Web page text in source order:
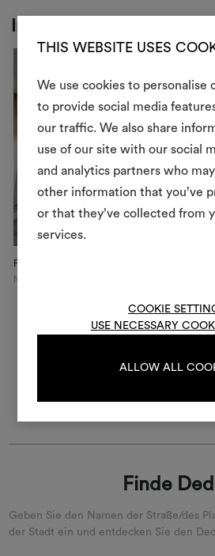
THIS WEBSITE USES
We use cookies to personalise
to provide social media
our traffic. We also share
use of our site with our social
and analytics partners who
other information that you’ve
or that they’ve collected from
services.
COOKIE
USE NECESSARY
ALLOW ALL
Inspiration
Private Apartment
Naples
Finde
Geben Sie den Namen der Straße/des
der Stadt ein und entdecken Sie den